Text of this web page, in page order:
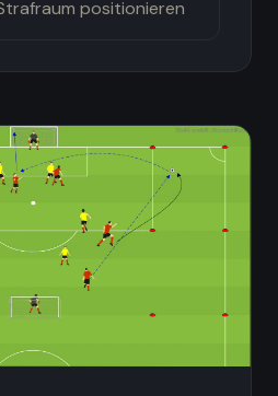
positionieren